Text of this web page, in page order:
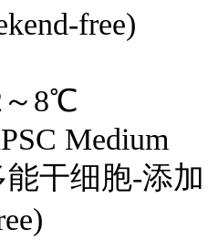
free)
8℃
Medium
能干细胞-添加
free)